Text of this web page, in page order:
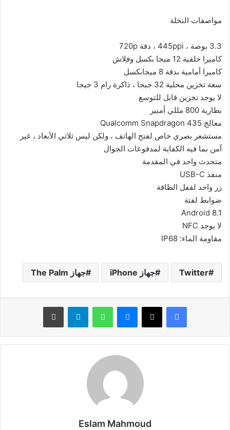
مواصفات النخلة
3.3 بوصة ، 445ppi ، دقة 720p
كاميرا خلفية 12 ميجا بكسل وفلاش
كاميرا أمامية بدقة 8 ميجابكسل
سعة تخزين محلية 32 جيجا ، ذاكرة رام 3 جيجا
لا يوجد تخزين قابل للتوسع
بطارية 800 مللي أمبير
معالج Qualcomm Snapdragon 435
مستشعر بصري خاص لفتح الهاتف ، ولكن ليس ثلاثي الأبعاد ، غير
آمن بما فيه الكفاية لمدفوعات الجوال
متحدث واحد في المقدمة
منفذ USB-C
زر واحد لقفل الطاقة
ضوابط لفتة
Android 8.1
لا يوجد NFC
مقاومة الماء: IP68
Twitter جهاز iPhone جهاز The Palm
ماسنجر واتساب تيلقرام
Eslam Mahmoud